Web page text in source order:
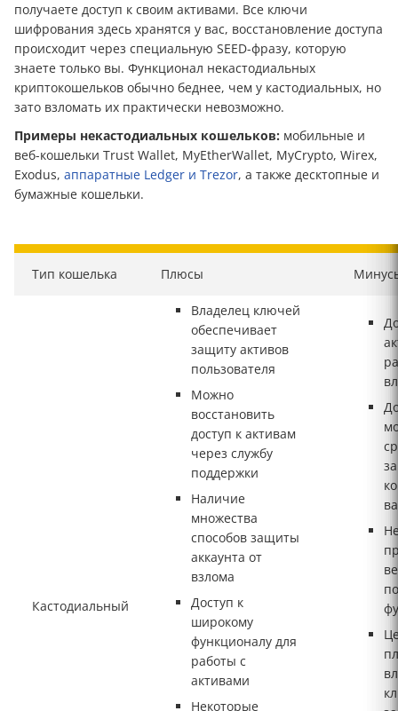
получаете доступ к своим активами. Все ключи
шифрования здесь хранятся у вас, восстановление доступа
происходит через специальную SEED-фразу, которую
знаете только вы. Функционал некастодиальных
криптокошельков обычно беднее, чем у кастодиальных, но
зато взломать их практически невозможно.
Примеры некастодиальных кошельков: мобильные и
веб-кошельки Trust Wallet, MyEtherWallet, MyCrypto, Wirex,
Exodus, аппаратные Ledger и Trezor, а также десктопные и
бумажные кошельки.
Тип кошелька Плюсы
Кастодиальный
Владелец ключей
обеспечивает
защиту активов
пользователя
Можно
восстановить
доступ к активам
через службу
поддержки
Наличие
множества
способов защиты
аккаунта от
взлома
Доступ к
широкому
функционалу для
работы с
активами
Некоторые